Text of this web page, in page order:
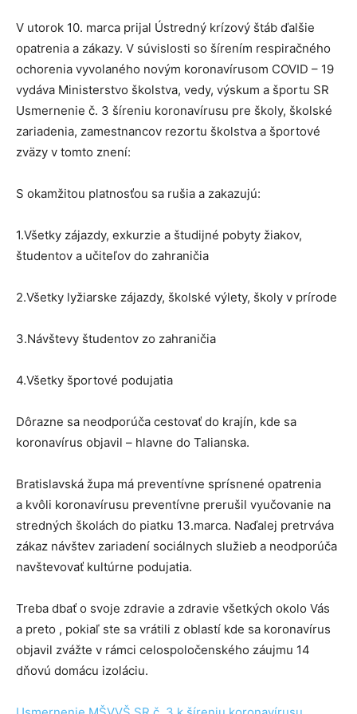
V utorok 10. marca prijal Ústredný krízový štáb ďalšie
opatrenia a zákazy. V súvislosti so šírením respiračného
ochorenia vyvolaného novým koronavírusom COVID – 19
vydáva Ministerstvo školstva, vedy, výskum a športu SR
Usmernenie č. 3 šíreniu koronavírusu pre školy, školské
zariadenia, zamestnancov rezortu školstva a športové
zväzy v tomto znení:
S okamžitou platnosťou sa rušia a zakazujú:
1.Všetky zájazdy, exkurzie a študijné pobyty žiakov,
študentov a učiteľov do zahraničia
2.Všetky lyžiarske zájazdy, školské výlety, školy v prírode
3.Návštevy študentov zo zahraničia
4.Všetky športové podujatia
Dôrazne sa neodporúča cestovať do krajín, kde sa
koronavírus objavil – hlavne do Talianska.
Bratislavská župa má preventívne sprísnené opatrenia
a kvôli koronavírusu preventívne prerušil vyučovanie na
stredných školách do piatku 13.marca. Naďalej pretrváva
zákaz návštev zariadení sociálnych služieb a neodporúča
navštevovať kultúrne podujatia.
Treba dbať o svoje zdravie a zdravie všetkých okolo Vás
a preto , pokiaľ ste sa vrátili z oblastí kde sa koronavírus
objavil zvážte v rámci celospoločenského záujmu 14
dňovú domácu izoláciu.